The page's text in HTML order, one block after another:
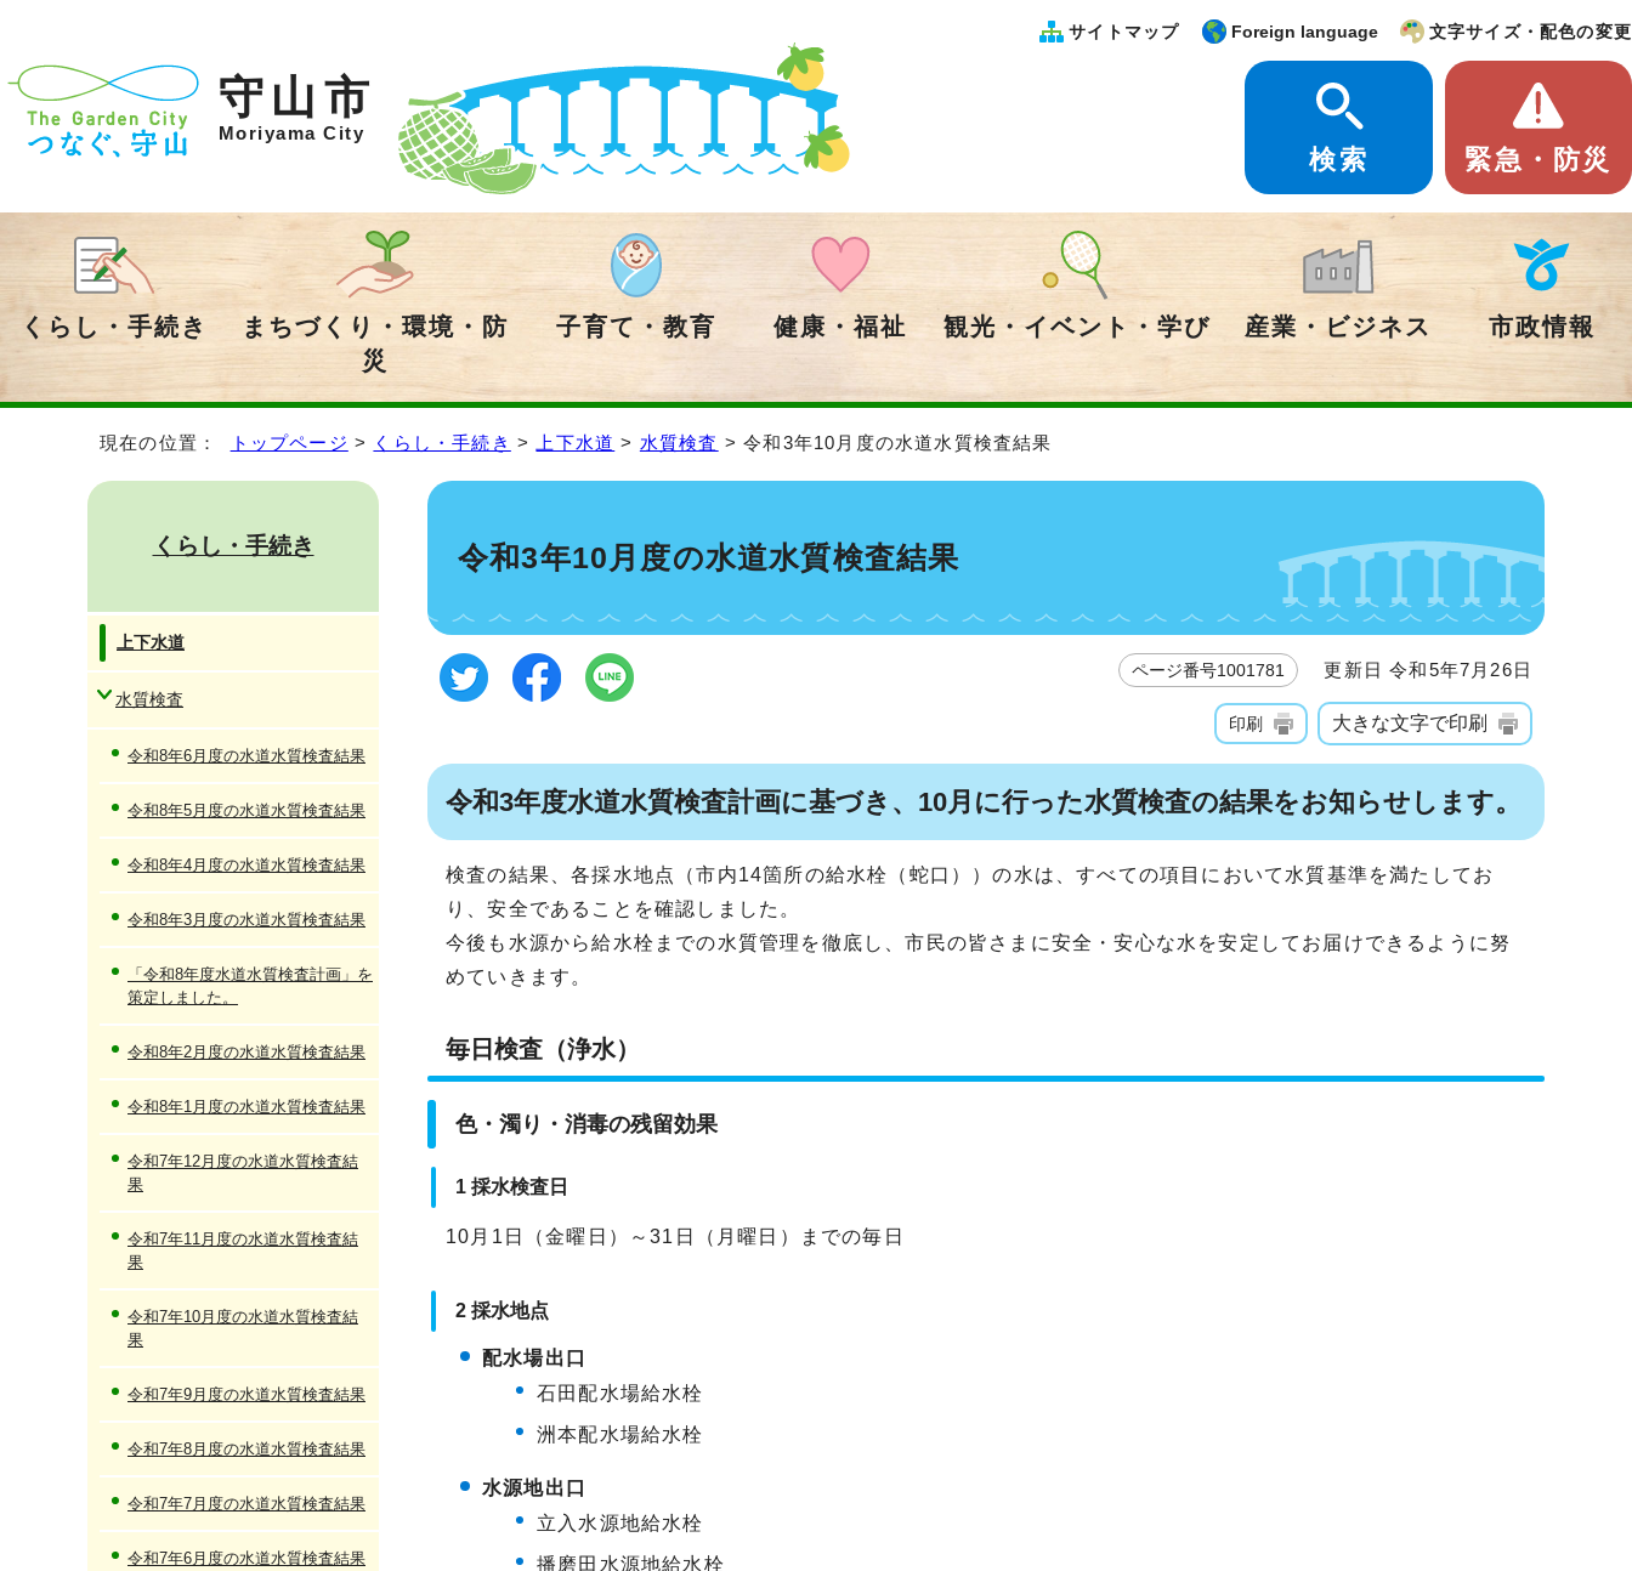
守山市
Moriyama City
サイトマップ Foreign language 文字サイズ・配色の変更
検索 緊急・防災
くらし・手続き
まちづくり・環境・防
災
子育て・教育 健康・福祉 観光・イベント・学び 産業・ビジネス 市政情報
現在の位置： トップページ > くらし・手続き > 上下水道 > 水質検査 > 令和3年10月度の水道水質検査結果
令和3年10月度の水道水質検査結果
ページ番号1001781 更新日 令和5年7月26日
印刷 大きな文字で印刷
令和3年度水道水質検査計画に基づき、10月に行った水質検査の結果をお知らせします。
検査の結果、各採水地点（市内14箇所の給水栓（蛇口））の水は、すべての項目において水質基準を満たしてお
り、安全であることを確認しました。
今後も水源から給水栓までの水質管理を徹底し、市民の皆さまに安全・安心な水を安定してお届けできるように努
めていきます。
毎日検査（浄水）
色・濁り・消毒の残留効果
1 採水検査日
10月1日（金曜日）～31日（月曜日）までの毎日
2 採水地点
配水場出口
石田配水場給水栓
洲本配水場給水栓
水源地出口
立入水源地給水栓
播磨田水源地給水栓
くらし・手続き
上下水道
水質検査
令和8年6月度の水道水質検査結果
令和8年5月度の水道水質検査結果
令和8年4月度の水道水質検査結果
令和8年3月度の水道水質検査結果
「令和8年度水道水質検査計画」を
策定しました。
令和8年2月度の水道水質検査結果
令和8年1月度の水道水質検査結果
令和7年12月度の水道水質検査結
果
令和7年11月度の水道水質検査結
果
令和7年10月度の水道水質検査結
果
令和7年9月度の水道水質検査結果
令和7年8月度の水道水質検査結果
令和7年7月度の水道水質検査結果
令和7年6月度の水道水質検査結果